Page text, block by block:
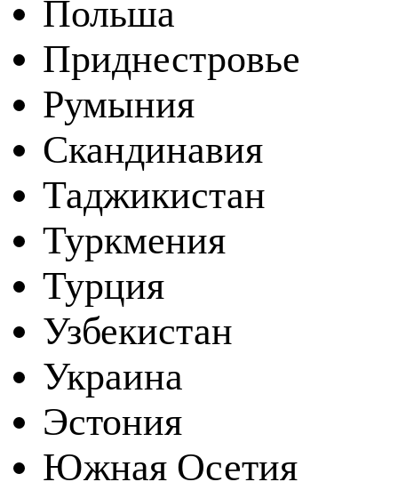
Польша
Приднестровье
Румыния
Скандинавия
Таджикистан
Туркмения
Турция
Узбекистан
Украина
Эстония
Южная Осетия